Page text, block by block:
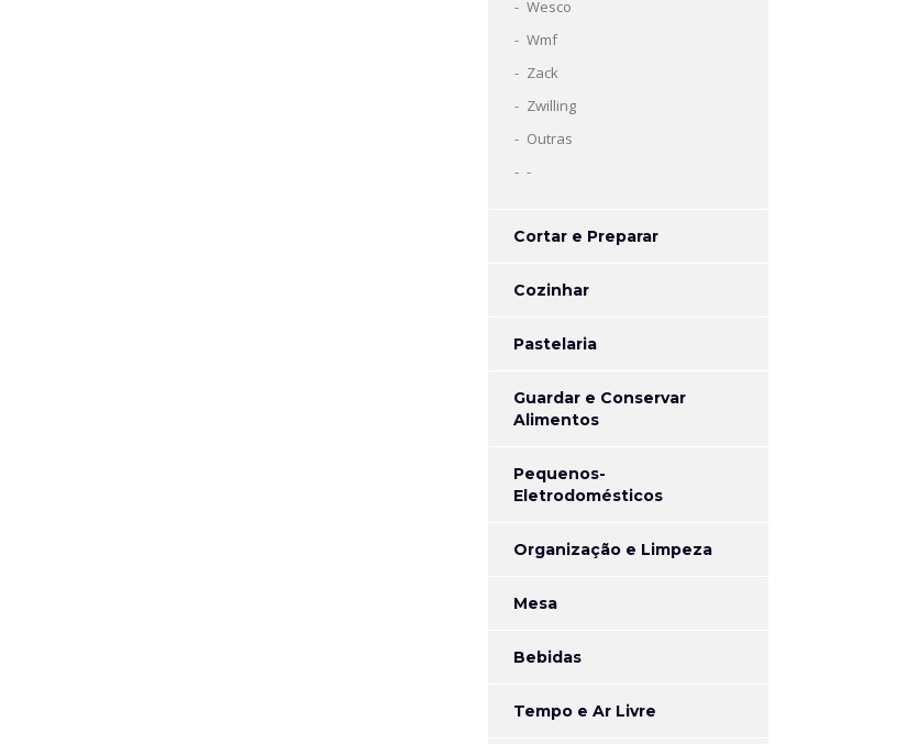
Wesco
Wmf
Zack
Zwilling
Outras
-
Cortar e Preparar
Cozinhar
Pastelaria
Guardar e Conservar
Alimentos
Pequenos-
Eletrodomésticos
Organização e Limpeza
Mesa
Bebidas
Tempo e Ar Livre